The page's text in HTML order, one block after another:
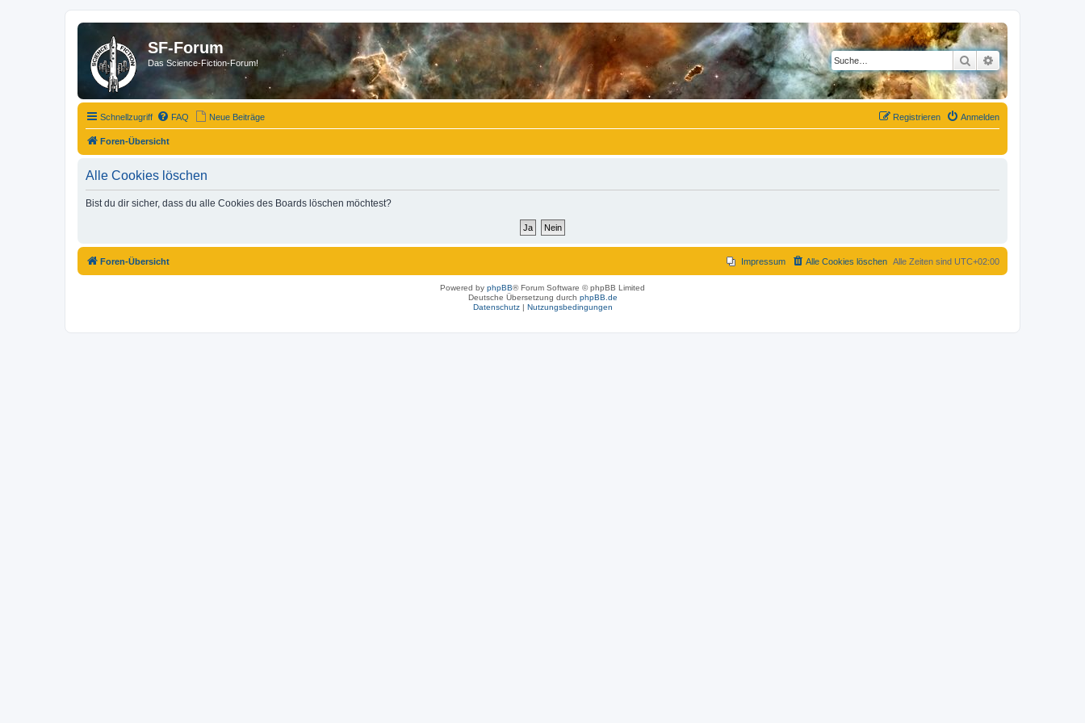
SF-Forum
Das Science-Fiction-Forum! SucheErweiterte Suche
Schnellzugriff FAQ Neue Beiträge Anmelden
Registrieren
Foren-Übersicht
Alle Cookies löschen
Bist du dir sicher, dass du alle Cookies des Boards löschen möchtest?
Foren-Übersicht Alle Zeiten sind UTC+02:00
Alle Cookies löschen
Impressum
Powered by phpBB® Forum Software © phpBB Limited
Deutsche Übersetzung durch phpBB.de
Datenschutz| Nutzungsbedingungen